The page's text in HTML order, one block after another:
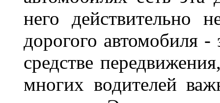
него действительно
дорогого автомобиля
средстве
многих водителей